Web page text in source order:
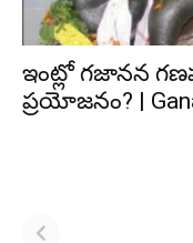
ఇంట్లో గజానన
ప్రయోజనం? |
పితృదేవతల